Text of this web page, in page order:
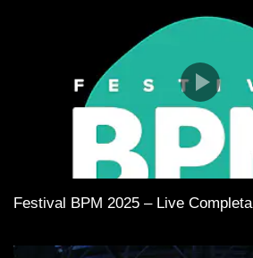
Festival BPM 2025 – Live Completa